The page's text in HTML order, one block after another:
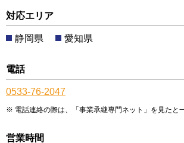
対応エリア
静岡県 愛知県
電話
0533-76-2047
電話連絡の際は、「事業承継専門ネット」を見たと
営業時間